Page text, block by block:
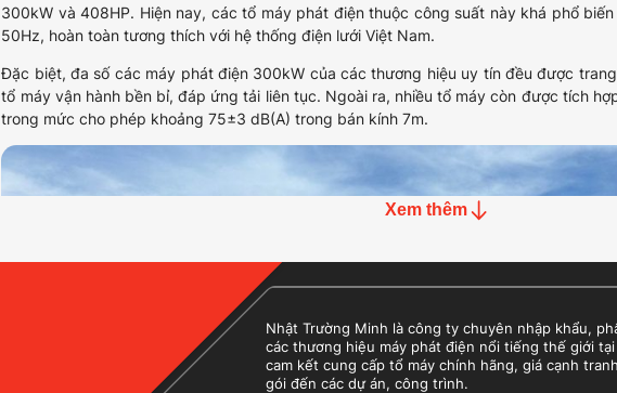
300kW và 408HP. Hiện nay, các tổ máy phát điện thuộc công suất này khá phổ
50Hz, hoàn toàn tương thích với hệ thống điện lưới Việt Nam.
Đặc biệt, đa số các máy phát điện 300kW của các thương hiệu uy tín đều được
tổ máy vận hành bền bỉ, đáp ứng tải liên tục. Ngoài ra, nhiều tổ máy còn được tích
trong mức cho phép khoảng 75±3 dB(A) trong bán kính 7m.
Xem thêm
Nhật Trường Minh là công ty chuyên nhập khẩu,
các thương hiệu máy phát điện nổi tiếng thế giới
cam kết cung cấp tổ máy chính hãng, giá cạnh
gói đến các dự án, công trình.